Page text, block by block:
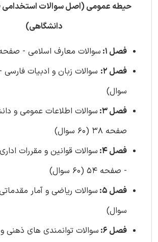
حیطه عمومی (اصل سوالات استخدامی
دانشگاهی)
فصل 1:
سوالات معارف اسلامی - صفحه 4 (60
فصل 2:
سوال)
فصل 3:
سوالات اطلاعات عمومی و
صفحه 38 (60 سوال)
فصل 4:
سوالات قوانین و مقررات
- صفحه 54 (60 سوال)
فصل 5:
سوال)
فصل 6:
سوالات توانمندی های ذهنی